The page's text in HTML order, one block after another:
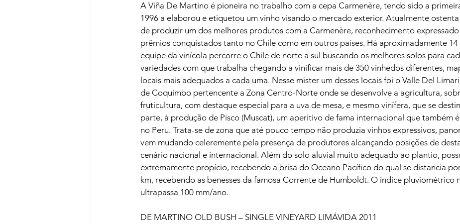
A Viña De Martino é pioneira no trabalho com a cepa Carmenère, tendo sido a
1996 a elaborou e etiquetou um vinho visando o mercado exterior. Atualmente
de produzir um dos melhores produtos com a Carmenère, reconhecimento
prêmios conquistados tanto no Chile como em outros países. Há aproximadamente 14
equipe da vinícola percorre o Chile de norte a sul buscando os melhores solos para
variedades com que trabalha chegando a vinificar mais de 350 vinhedos diferentes,
locais mais adequados a cada uma. Nesse mister um desses locais foi o Valle Del
de Coquimbo pertencente a Zona Centro-Norte onde se desenvolve a agricultura,
fruticultura, com destaque especial para a uva de mesa, e mesmo vinífera, que se
parte, à produção de Pisco (Muscat), um aperitivo de fama internacional que também
no Peru. Trata-se de zona que até pouco tempo não produzia vinhos expressivos,
vem mudando celeremente pela presença de produtores alcançando posições de
cenário nacional e internacional. Além do solo aluvial muito adequado ao plantio,
extremamente propício, recebendo a brisa do Oceano Pacífico do qual se distancia
km, recebendo as benesses da famosa Corrente de Humboldt. O índice pluviométrico
ultrapassa 100 mm/ano.
DE MARTINO OLD BUSH – SINGLE VINEYARD LIMÁVIDA 2011